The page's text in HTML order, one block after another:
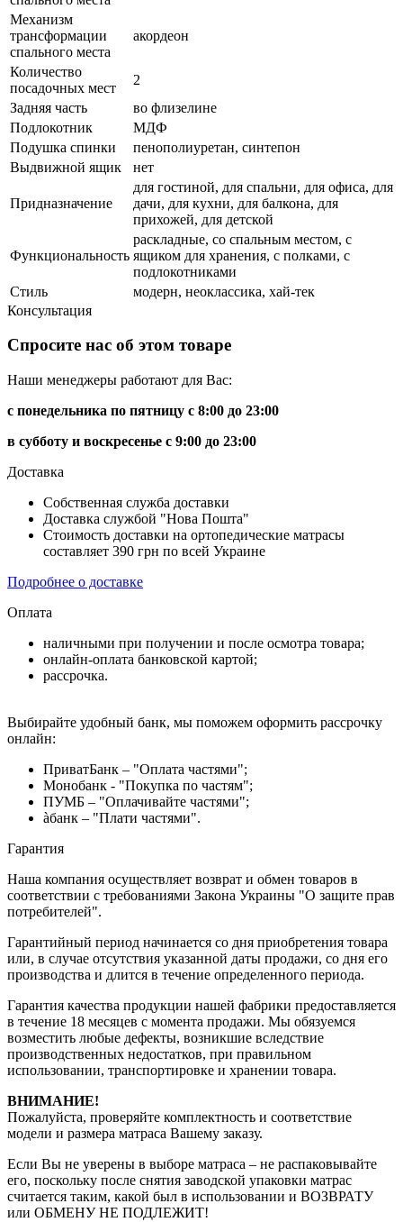
Механизм
трансформации
спального места
акордеон
Количество
посадочных мест
2
Задняя часть
во флизелине
Подлокотник
МДФ
Подушка спинки
пенополиуретан, синтепон
Выдвижной ящик
нет
Придназначение
для гостиной, для спальни, для офиса, для
дачи, для кухни, для балкона, для
прихожей, для детской
Функциональность
раскладные, со спальным местом, с
ящиком для хранения, с полками, с
подлокотниками
Стиль
модерн, неоклассика, хай-тек
Консультация
Спросите нас об этом товаре
Наши менеджеры работают для Вас:
с понедельника по пятницу с 8:00 до 23:00
в субботу и воскресенье с 9:00 до 23:00
Доставка
Собственная служба доставки
Доставка службой "Нова Пошта"
Стоимость доставки на ортопедические матрасы
составляет 390 грн по всей Украине
Подробнее о доставке
Оплата
наличными при получении и после осмотра товара;
онлайн-оплата банковской картой;
рассрочка.
Выбирайте удобный банк, мы поможем оформить рассрочку
онлайн:
ПриватБанк – "Оплата частями";
Монобанк - "Покупка по частям";
ПУМБ – "Оплачивайте частями";
àбанк – "Плати частями".
Гарантия
Наша компания осуществляет возврат и обмен товаров в
соответствии с требованиями Закона Украины "О защите прав
потребителей".
Гарантийный период начинается со дня приобретения товара
или, в случае отсутствия указанной даты продажи, со дня его
производства и длится в течение определенного периода.
Гарантия качества продукции нашей фабрики предоставляется
в течение 18 месяцев с момента продажи. Мы обязуемся
возместить любые дефекты, возникшие вследствие
производственных недостатков, при правильном
использовании, транспортировке и хранении товара.
ВНИМАНИЕ!
Пожалуйста, проверяйте комплектность и соответствие
модели и размера матраса Вашему заказу.
Если Вы не уверены в выборе матраса – не распаковывайте
его, поскольку после снятия заводской упаковки матрас
считается таким, какой был в использовании и ВОЗВРАТУ
или ОБМЕНУ НЕ ПОДЛЕЖИТ!